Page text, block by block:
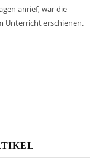
anrief, war die
Unterricht erschienen.